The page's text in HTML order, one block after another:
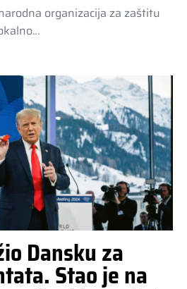
organizacija za zaštitu
Dansku za
Stao je na